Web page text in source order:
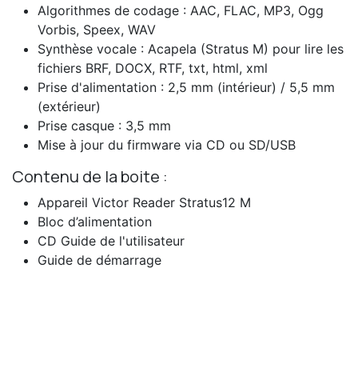
Algorithmes de codage : AAC, FLAC, MP3, Ogg
Vorbis, Speex, WAV
Synthèse vocale : Acapela (Stratus M) pour lire les
fichiers BRF, DOCX, RTF, txt, html, xml
Prise d'alimentation : 2,5 mm (intérieur) / 5,5 mm
(extérieur)
Prise casque : 3,5 mm
Mise à jour du firmware via CD ou SD/USB
Contenu de la boite :
Appareil Victor Reader Stratus12 M
Bloc d’alimentation
CD Guide de l'utilisateur
Guide de démarrage